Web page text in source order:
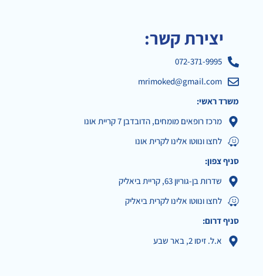
יצירת קשר:
072-371-9995
mrimoked@gmail.com
משרד ראשי:
מרכז רופאים מומחים, הדובדבן 7 קריית אונו
לחצו ונווטו אלינו לקרית אונו
סניף צפון:
שדרות בן-גוריון 63, קריית ביאליק
לחצו ונווטו אלינו לקרית ביאליק
סניף דרום:
א.ל. זיסו 2, באר שבע